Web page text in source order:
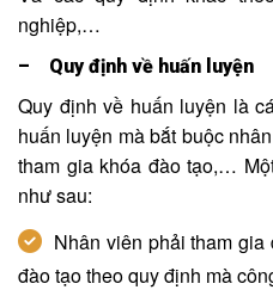
nghiệp,…
– Quy định về huấn luyện
Quy định về huấn luyện là
huấn luyện mà bắt buộc
tham gia khóa đào tạo,…
như sau:
Nhân viên phải tham
đào tạo theo quy định mà